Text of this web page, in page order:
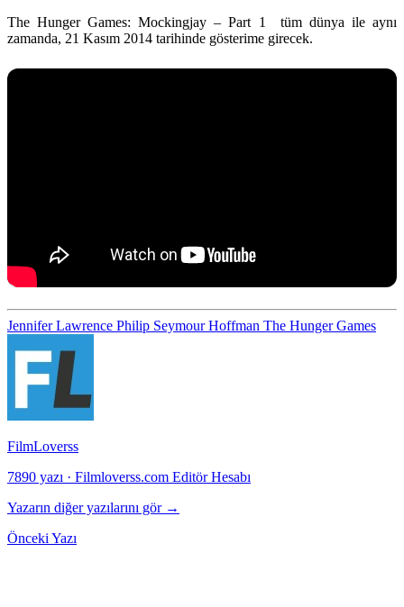
The Hunger Games: Mockingjay – Part 1 tüm dünya ile aynı
zamanda, 21 Kasım 2014 tarihinde gösterime girecek.
Jennifer Lawrence Philip Seymour Hoffman The Hunger Games
FilmLoverss
7890 yazı · Filmloverss.com Editör Hesabı
Yazarın diğer yazılarını gör →
Önceki Yazı